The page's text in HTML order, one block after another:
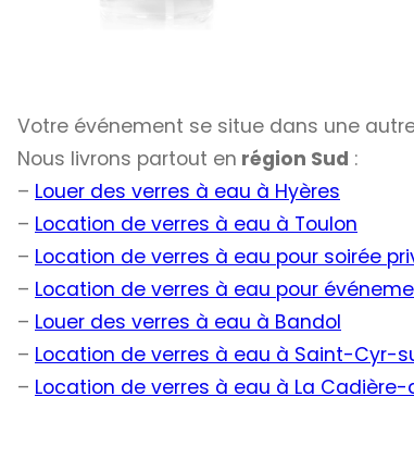
Votre événement se situe dans une
Nous livrons partout en région Sud :
– Louer des verres à eau à Hyères
– Location de verres à eau à Toulon
– Location de verres à eau pour soirée
– Location de verres à eau pour
– Louer des verres à eau à Bandol
– Location de verres à eau à Saint-Cyr-
– Location de verres à eau à La Cadière-